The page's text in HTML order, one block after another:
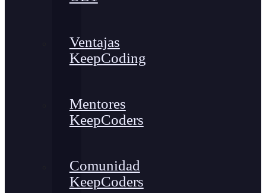
Ventajas
KeepCoding
Mentores
KeepCoders
Comunidad
KeepCoders